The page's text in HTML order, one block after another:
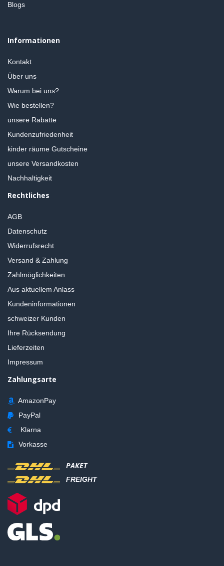
Blogs
Informationen
Kontakt
Über uns
Warum bei uns?
Wie bestellen?
unsere Rabatte
Kundenzufriedenheit
kinder räume Gutscheine
unsere Versandkosten
Nachhaltigkeit
Rechtliches
AGB
Datenschutz
Widerrufsrecht
Versand & Zahlung
Zahlmöglichkeiten
Aus aktuellem Anlass
Kundeninformationen
schweizer Kunden
Ihre Rücksendung
Lieferzeiten
Impressum
Zahlungsarte
AmazonPay
PayPal
Klarna
Vorkasse
PAKET
FREIGHT